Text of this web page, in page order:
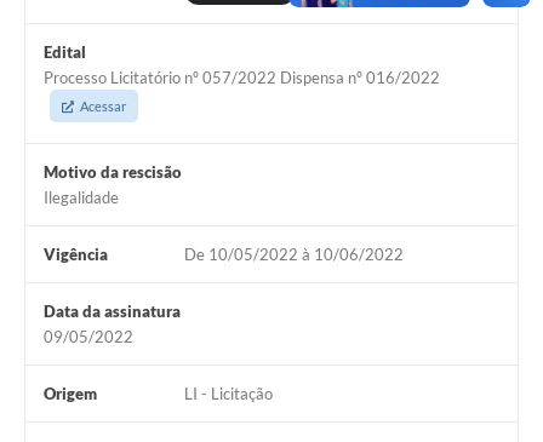
Edital
Processo Licitatório nº 057/2022 Dispensa nº 016/2022
Acessar
Motivo da rescisão
Ilegalidade
Vigência De 10/05/2022 à 10/06/2022
Data da assinatura
09/05/2022
Origem LI - Licitação